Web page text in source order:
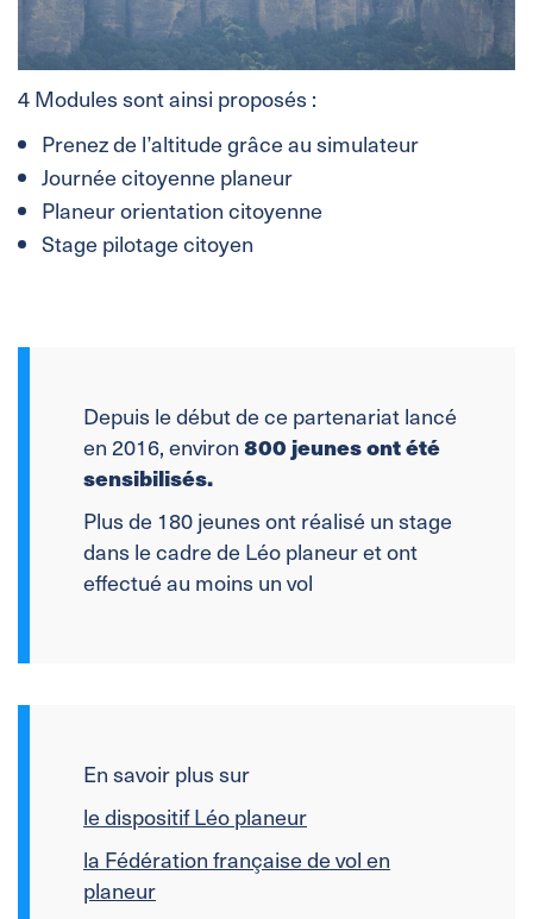
4 Modules sont ainsi proposés :
Prenez de l’altitude grâce au simulateur
Journée citoyenne planeur
Planeur orientation citoyenne
Stage pilotage citoyen
Depuis le début de ce partenariat lancé
en 2016, environ 800 jeunes ont été
sensibilisés.
Plus de 180 jeunes ont réalisé un stage
dans le cadre de Léo planeur et ont
effectué au moins un vol
En savoir plus sur
le dispositif Léo planeur
la Fédération française de vol en
planeur